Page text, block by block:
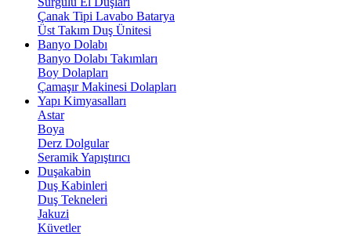
Çanak Tipi Lavabo Batarya
Üst Takım Duş Ünitesi
Banyo Dolabı
Banyo Dolabı Takımları
Boy Dolapları
Çamaşır Makinesi Dolapları
Yapı Kimyasalları
Astar
Boya
Derz Dolgular
Seramik Yapıştırıcı
Duşakabin
Duş Kabinleri
Duş Tekneleri
Jakuzi
Küvetler